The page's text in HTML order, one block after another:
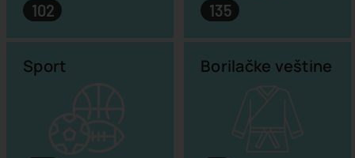
102 135
Sport Borilačke veštine